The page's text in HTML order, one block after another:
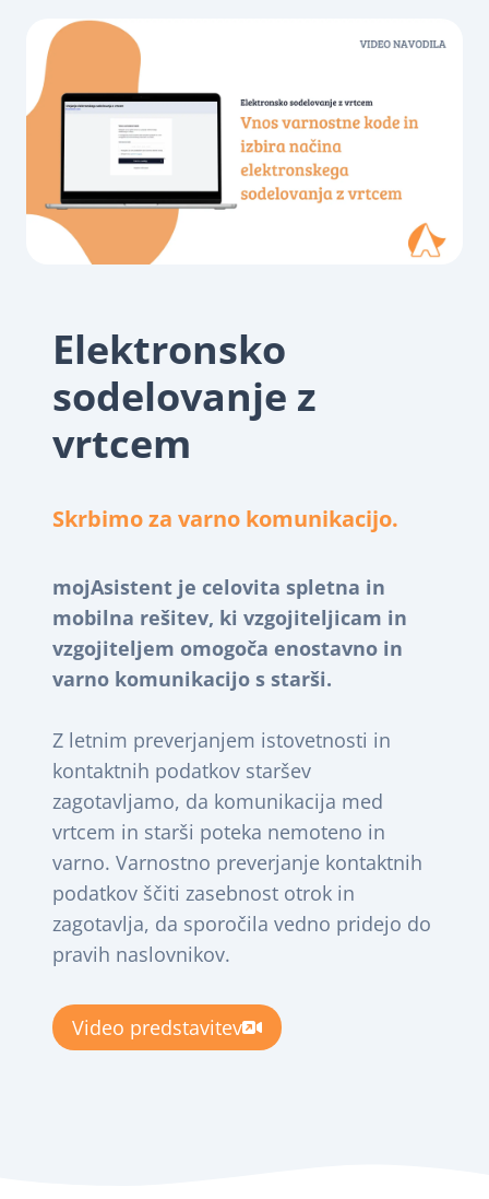
Elektronsko
sodelovanje z
vrtcem
Skrbimo za varno komunikacijo.
mojAsistent je celovita spletna in
mobilna rešitev, ki vzgojiteljicam in
vzgojiteljem omogoča enostavno in
varno komunikacijo s starši.
Z letnim preverjanjem istovetnosti in
kontaktnih podatkov staršev
zagotavljamo, da komunikacija med
vrtcem in starši poteka nemoteno in
varno. Varnostno preverjanje kontaktnih
podatkov ščiti zasebnost otrok in
zagotavlja, da sporočila vedno pridejo do
pravih naslovnikov.
Video predstavitev